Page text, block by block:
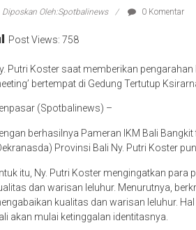
Diposkan Oleh:Spotbalinews 0 Komentar
Post Views: 758
Putri Koster saat memberikan
bertempat di Gedung Tertutup
(Spotbalinews) –
berhasilnya Pameran IKM Bali
Provinsi Bali Ny. Putri Koster
itu, Ny. Putri Koster mengingatkan para
dan warisan leluhur. Menurutnya,
kualitas dan warisan leluhur.
akan mulai ketinggalan identitasnya.